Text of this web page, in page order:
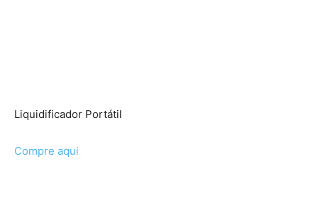
Liquidificador Portátil
Compre aqui